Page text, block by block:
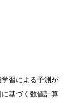
習による予測が
基づく数値計算